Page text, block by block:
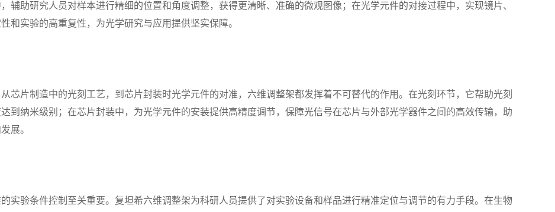
辅助研究人员对样本进行精细的位置和角度调整，获得更清晰、准确的微观图像；在光学元件的对接过程中，实现镜片、
和实验的高重复性，为光学研究与应用提供坚实保障。
芯片制造中的光刻工艺，到芯片封装时光学元件的对准，六维调整架都发挥着不可替代的作用。在光刻环节，它帮助光刻
到纳米级别；在芯片封装中，为光学元件的安装提供高精度调节，保障光信号在芯片与外部光学器件之间的高效传输，助
展。
实验条件控制至关重要。复坦希六维调整架为科研人员提供了对实验设备和样品进行精准定位与调节的有力手段。在生物